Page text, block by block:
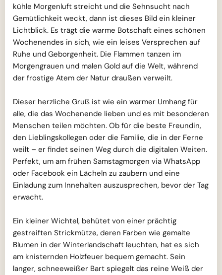
kühle Morgenluft streicht und die Sehnsucht nach
Gemütlichkeit weckt, dann ist dieses Bild ein kleiner
Lichtblick. Es trägt die warme Botschaft eines schönen
Wochenendes in sich, wie ein leises Versprechen auf
Ruhe und Geborgenheit. Die Flammen tanzen im
Morgengrauen und malen Gold auf die Welt, während
der frostige Atem der Natur draußen verweilt.
Dieser herzliche Gruß ist wie ein warmer Umhang für
alle, die das Wochenende lieben und es mit besonderen
Menschen teilen möchten. Ob für die beste Freundin,
den Lieblingskollegen oder die Familie, die in der Ferne
weilt – er findet seinen Weg durch die digitalen Weiten.
Perfekt, um am frühen Samstagmorgen via WhatsApp
oder Facebook ein Lächeln zu zaubern und eine
Einladung zum Innehalten auszusprechen, bevor der Tag
erwacht.
Ein kleiner Wichtel, behütet von einer prächtig
gestreiften Strickmütze, deren Farben wie gemalte
Blumen in der Winterlandschaft leuchten, hat es sich
am knisternden Holzfeuer bequem gemacht. Sein
langer, schneeweißer Bart spiegelt das reine Weiß der